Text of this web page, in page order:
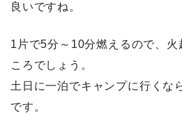
良いですね。
1片で5分～10分燃えるので、火
ころでしょう。
土日に一泊でキャンプに行くな
です。